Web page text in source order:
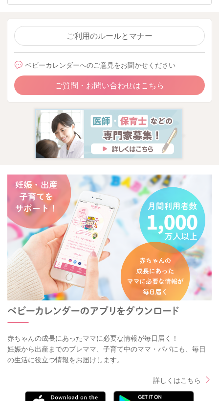
ご利用のルールとマナー
ベビーカレンダーへのご意見をお聞かせください
ご質問・お問い合わせはこちら
赤ちゃんの成長にあったママに必要な情報が毎日届く！
妊娠から出産までのプレママ、子育て中のママ・パパにも、毎日
の生活に役立つ情報をお届けします。
詳しくはこちら